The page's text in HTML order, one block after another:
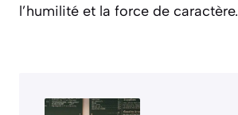
l’humilité et la force de caractère.